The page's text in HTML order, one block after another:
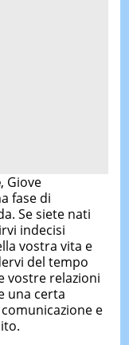
, Giove
fase di
Se siete nati
indecisi
vostra vita e
del tempo
vostre relazioni
una certa
e